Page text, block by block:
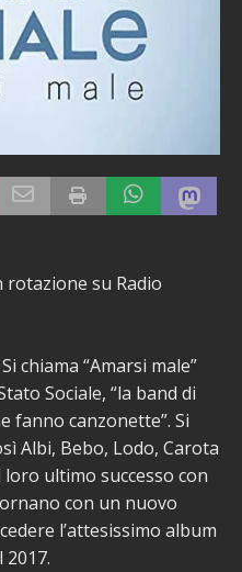
rotazione su Radio
chiama “Amarsi male”
Sociale, “la band di
fanno canzonette”. Si
Albi, Bebo, Lodo, Carota
loro ultimo successo con
con un nuovo
l’attesissimo album